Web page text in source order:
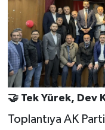
🤝 Tek Yürek, Dev
Toplantıya AK